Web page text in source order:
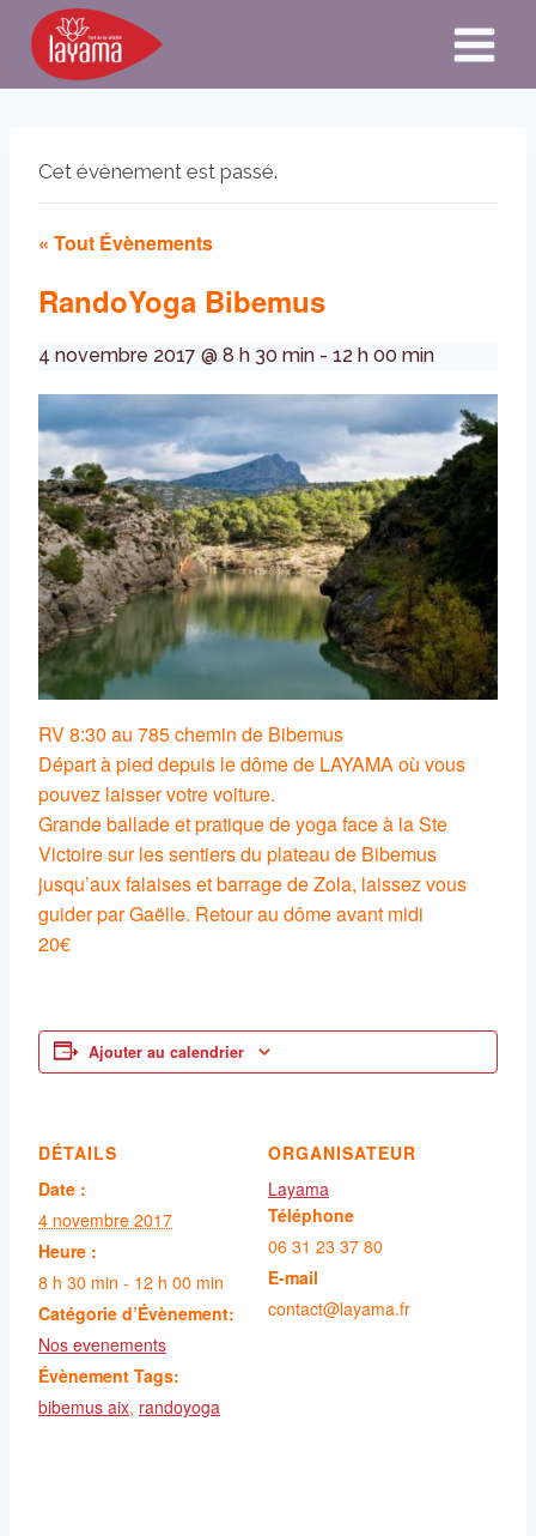
Aller
contenu
Cet évènement est passé.
« Tout Évènements
RandoYoga Bibemus
4 novembre 2017 @ 8 h 30 min - 12 h 00 min
RV 8:30 au 785 chemin de Bibemus
Départ à pied depuis le dôme de LAYAMA où vous
pouvez laisser votre voiture.
Grande ballade et pratique de yoga face à la Ste
Victoire sur les sentiers du plateau de Bibemus
jusqu’aux falaises et barrage de Zola, laissez vous
guider par Gaëlle. Retour au dôme avant midi
20€
Ajouter au calendrier
DÉTAILS
Date :
4 novembre 2017
Heure :
8 h 30 min - 12 h 00 min
Catégorie d’Évènement:
Nos evenements
Évènement Tags:
bibemus aix, randoyoga
ORGANISATEUR
Layama
Téléphone
06 31 23 37 80
E-mail
contact@layama.fr